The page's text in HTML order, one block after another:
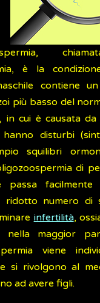
è la
contiene
più basso del
in cui è causata
disturbi
squilibri
di
passa facilmente
ridotto numero di
infertilità,
nella maggior
viene
si rivolgono al
ad avere figli.